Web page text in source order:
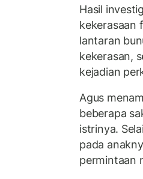
Hasil
kekerasaan
lantaran
kekerasan,
kejadian
Agus
beberapa
istrinya.
pada
permintaan